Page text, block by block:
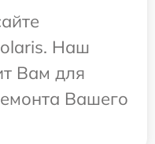
Наш
Вам для
Вашего